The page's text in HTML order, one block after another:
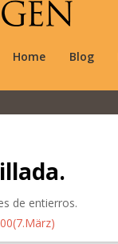
Home Blog
de entierros.